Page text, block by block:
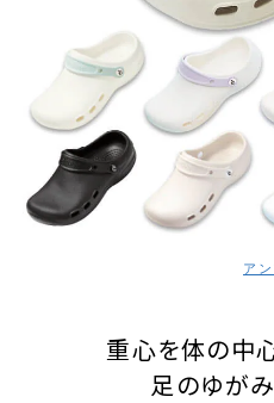
ア
重心を体の中
足のゆがみ